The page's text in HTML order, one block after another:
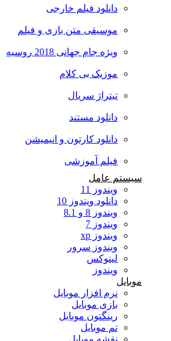
دانلود فیلم خارجی
موسیقی متن بازی و فیلم
ویژه جام جهانی 2018 روسیه
موزیک بی کلام
تیتراژ سریال
دانلود مستند
دانلود کارتون و انیمیشن
فیلم آموزشی
سیستم عامل
ویندوز 11
دانلود ویندوز 10
ویندوز 8 و 8.1
ویندوز 7
ویندوز xp
ویندوز سرور
لینوکس
ویندوز
موبایل
نرم افزار موبایل
بازی موبایل
رینگتون موبایل
تم موبایل
نقشه موبایل